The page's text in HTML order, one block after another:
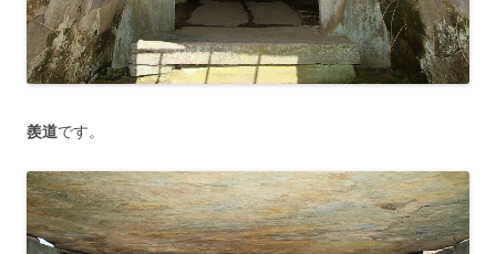
羨道です。